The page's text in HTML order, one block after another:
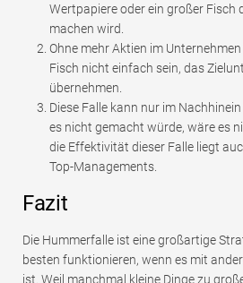
Wertpapiere oder ein großer Fisch
machen wird.
Ohne mehr Aktien im
Fisch nicht einfach sein, das
übernehmen.
Diese Falle kann nur im
es nicht gemacht würde, wäre es
die Effektivität dieser Falle liegt
Top-Managements.
Fazit
Die Hummerfalle ist eine großartige
besten funktionieren, wenn es mit
ist. Weil manchmal kleine Dinge zu